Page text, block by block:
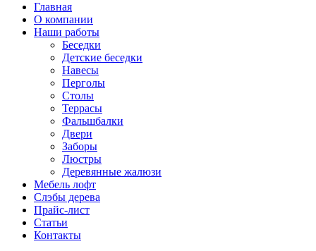
Главная
О компании
Наши работы
Беседки
Детские беседки
Навесы
Перголы
Столы
Террасы
Фальшбалки
Двери
Заборы
Люстры
Деревянные жалюзи
Мебель лофт
Слэбы дерева
Прайс-лист
Статьи
Контакты